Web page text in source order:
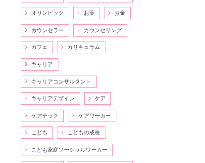
オリンピック お薬 お金
カウンセラー カウンセリング
カフェ カリキュラム
キャリア
キャリアコンサルタント
キャリアデザイン ケア
ケアテック ケアワーカー
こども こどもの成長
こども家庭ソーシャルワーカー